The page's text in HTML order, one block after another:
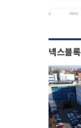
넥스블록